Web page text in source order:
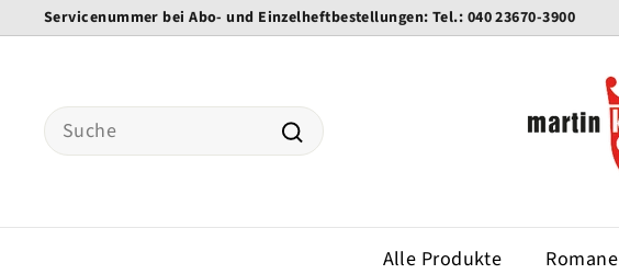
Direkt
zum
Servicenummer bei Abo- und Einzelheftbestellungen: Tel.: 040 23670-3900
Search
Suche
Alle Produkte Romane